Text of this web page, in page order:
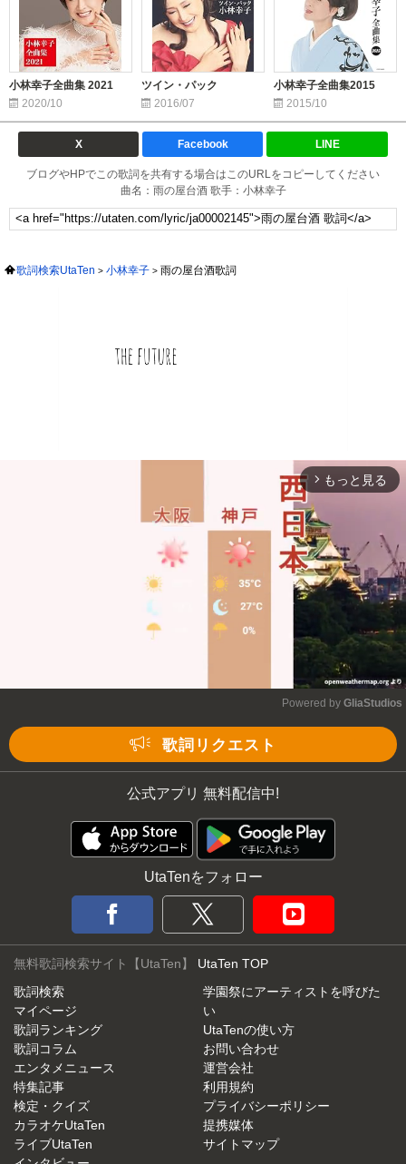
小林幸子全曲集 2021
2020/10
ツイン・パック
2016/07
小林幸子全曲集2015
2015/10
X Facebook LINE
ブログやHPでこの歌詞を共有する場合はこのURLをコピーしてください
曲名：雨の屋台酒 歌手：小林幸子
歌詞検索UtaTen 小林幸子 雨の屋台酒歌詞
arrow_forward_ios もっと見る
Powered by GliaStudios
歌詞リクエスト
公式アプリ 無料配信中!
UtaTenをフォロー
無料歌詞検索サイト【UtaTen】 UtaTen TOP
歌詞検索
マイページ
歌詞ランキング
歌詞コラム
エンタメニュース
特集記事
検定・クイズ
カラオケUtaTen
ライブUtaTen
学園祭にアーティストを呼びた
い
UtaTenの使い方
お問い合わせ
運営会社
利用規約
プライバシーポリシー
提携媒体
サイトマップ